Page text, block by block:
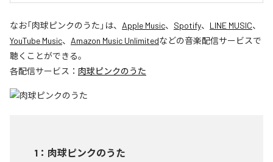
なお「肉球ピンクのうた 」は、 Apple Music、 Spotify、 LINE MUSIC、
YouTube Music、 Amazon Music Unlimitedなどの音楽配信サービスで
聴くことができる。
各配信サービス： 肉球ピンクのうた
1 ： 肉球ピンクのうた